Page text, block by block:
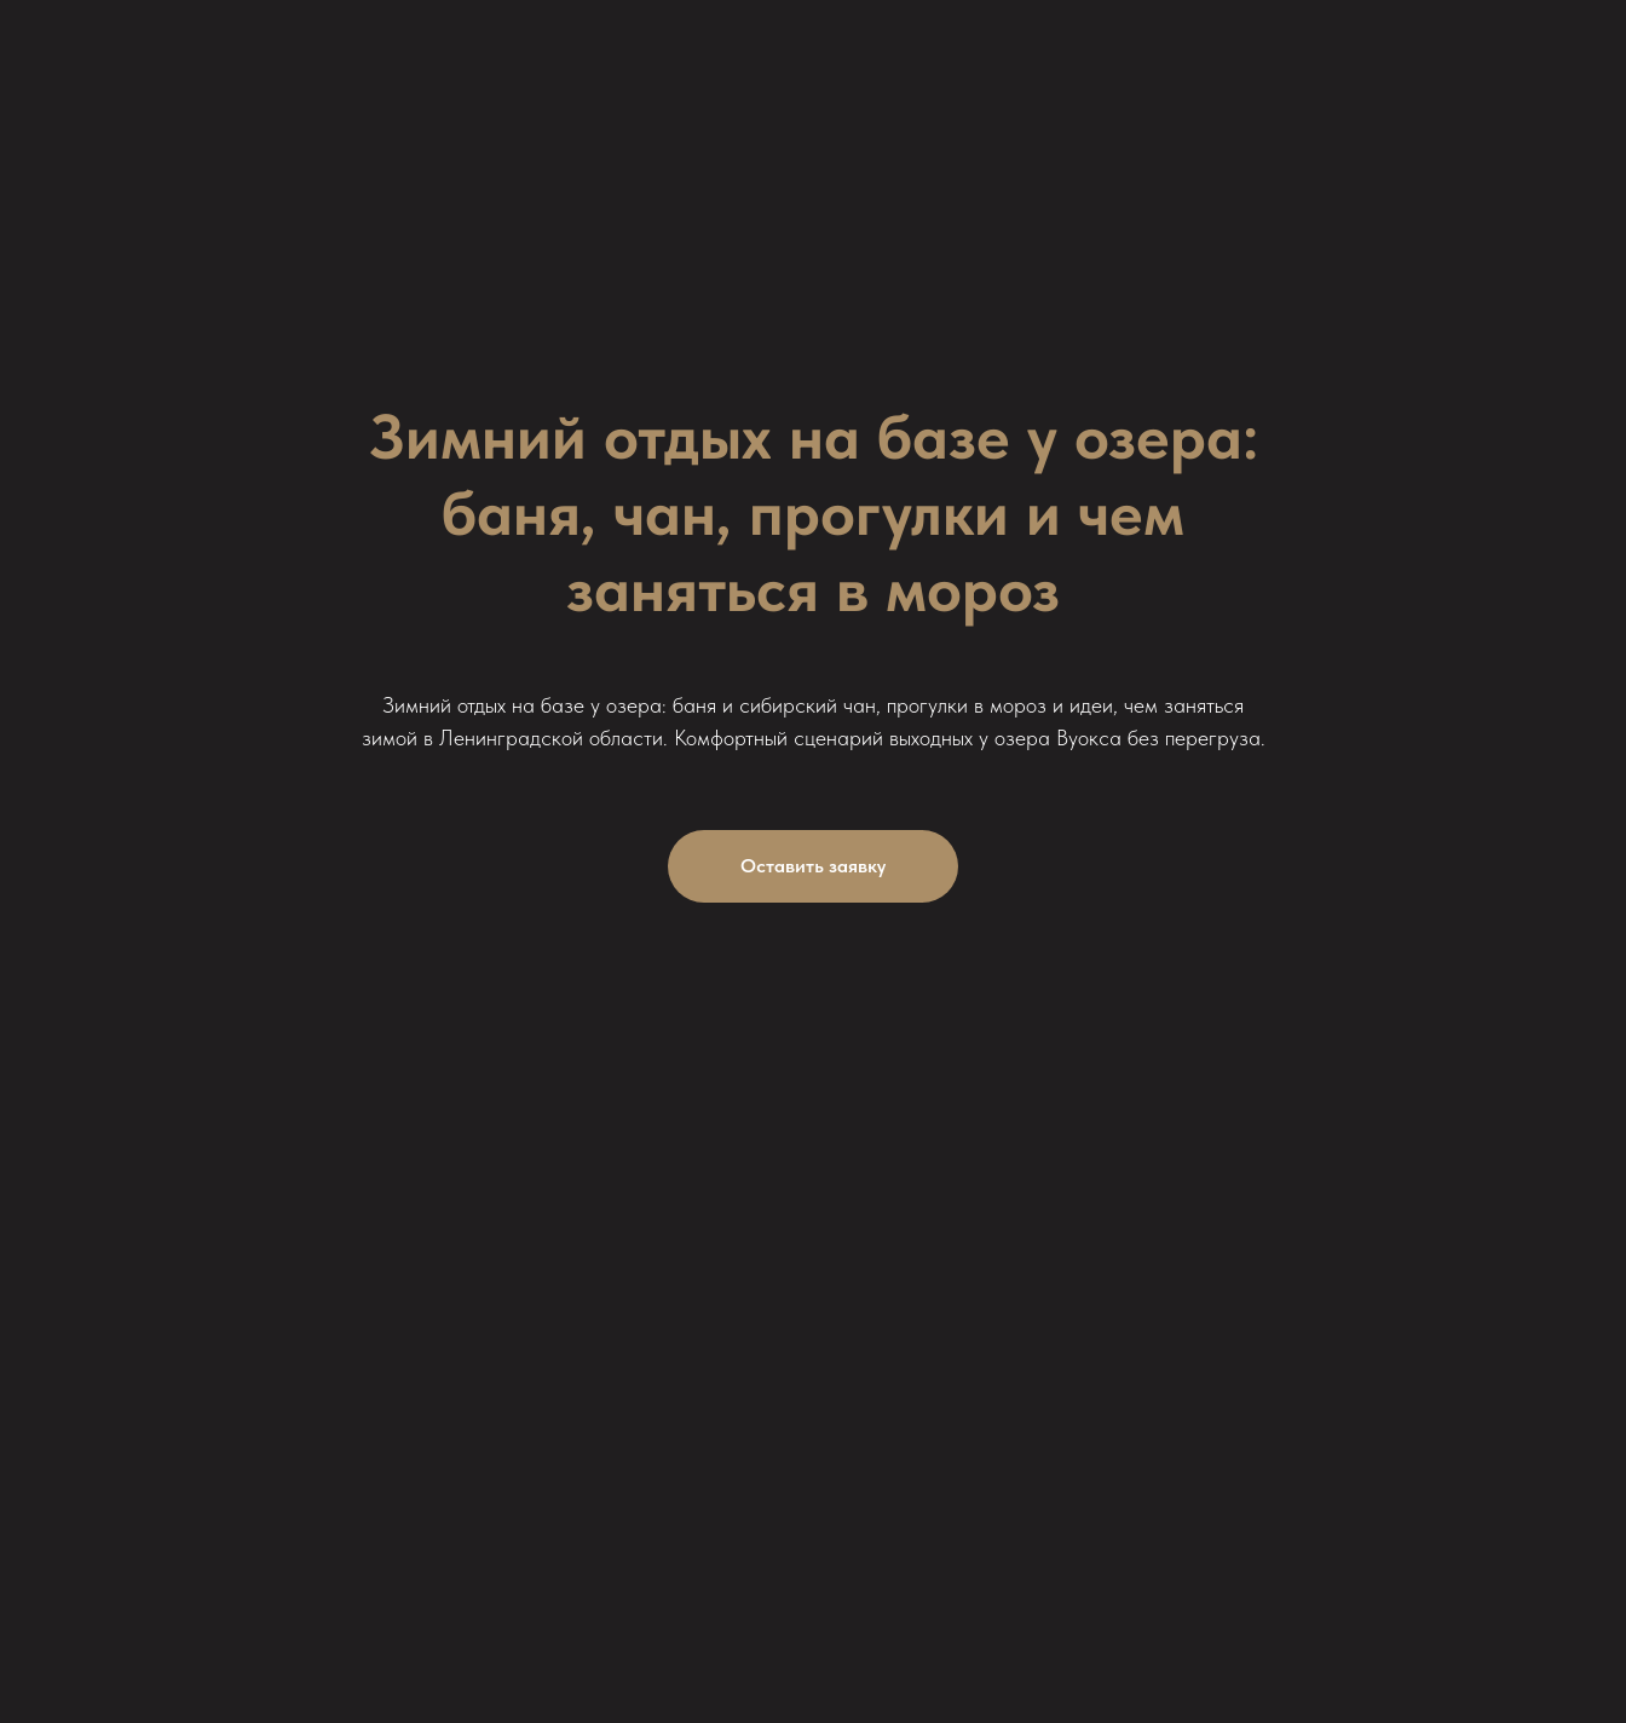
Зимний отдых на базе у озера:
баня, чан, прогулки и чем
заняться в мороз
Зимний отдых на базе у озера: баня и сибирский чан, прогулки в мороз и идеи, чем заняться
зимой в Ленинградской области. Комфортный сценарий выходных у озера Вуокса без перегруза.
Оставить заявку